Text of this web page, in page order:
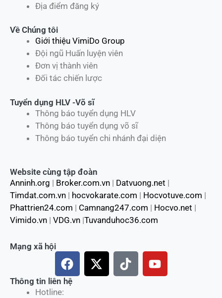
Địa điểm đăng ký
Về Chúng tôi
Giới thiệu VimiDo Group
Đội ngũ Huấn luyện viên
Đơn vị thành viên
Đối tác chiến lược
Tuyển dụng HLV -Võ sĩ
Thông báo tuyển dụng HLV
Thông báo tuyển dụng võ sĩ
Thông báo tuyển chi nhánh đại diện
Website cùng tập đoàn
Anninh.org | Broker.com.vn | Datvuong.net |
Timdat.com.vn | hocvokarate.com | Hocvotuve.com |
Phattrien24.com | Camnang247.com | Hocvo.net |
Vimido.vn | VDG.vn |Tuvanduhoc36.com
Hotline:
Mạng xã hội
F
a
c
X
-
T
i
Y
o
Thông tin liên hệ